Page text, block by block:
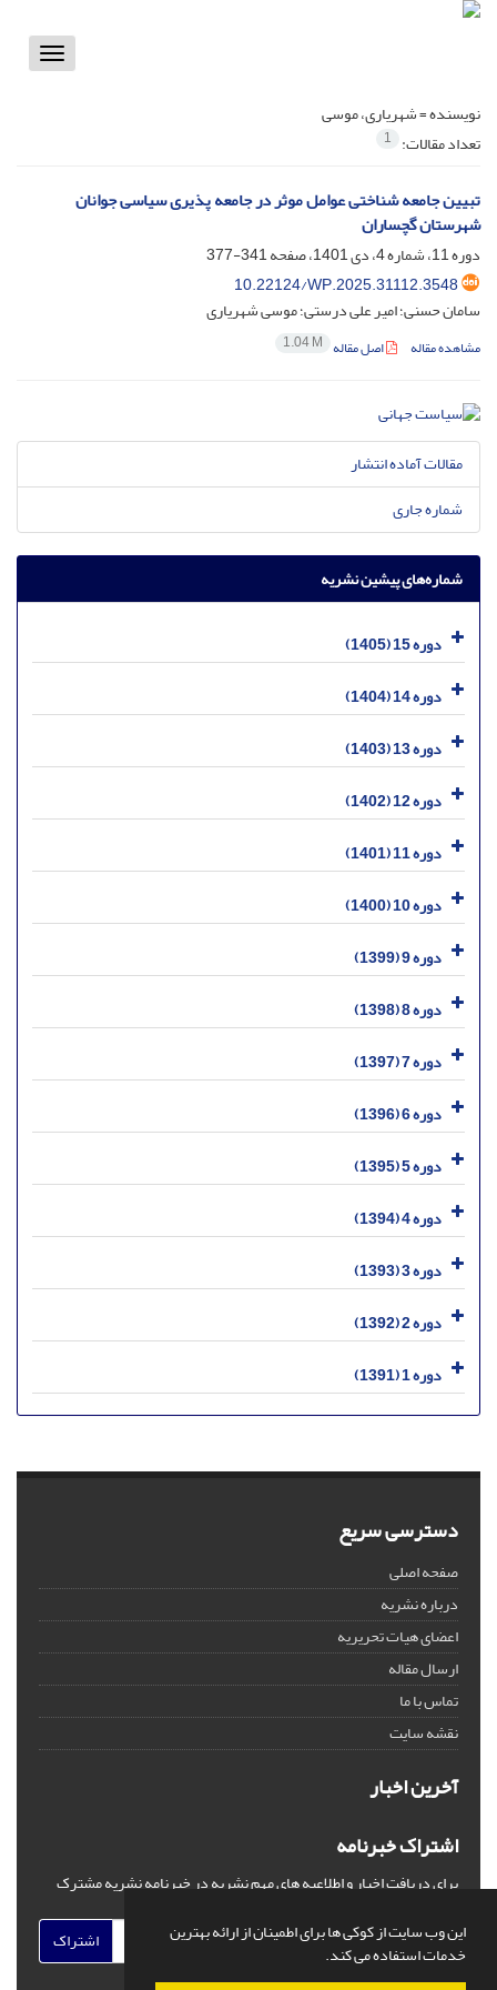
این وب سایت از کوکی ها برای اطمینان از ارائه بهترین
خدمات استفاده می کند.
Toggle
نویسنده =شهریاری، موسی
تعداد مقالات: 1
تبیین جامعه شناختی عوامل موثر در جامعه پذیری سیاسی جوانان
شهرستان گچساران
دوره 11، شماره 4، دی 1401، صفحه
341-377
10.22124/WP.2025.31112.3548
سامان حسنی؛ امیر علی درستی؛ موسی شهریاری
مشاهده مقاله اصل مقاله 1.04 M
مقالات آماده انتشار
شماره جاری
شماره‌های پیشین نشریه
دوره 15 (1405)
دوره 14 (1404)
دوره 13 (1403)
دوره 12 (1402)
دوره 11 (1401)
دوره 10 (1400)
دوره 9 (1399)
دوره 8 (1398)
دوره 7 (1397)
دوره 6 (1396)
دوره 5 (1395)
دوره 4 (1394)
دوره 3 (1393)
دوره 2 (1392)
دوره 1 (1391)
دسترسی سریع
صفحه اصلی
درباره نشریه
اعضای هیات تحریریه
ارسال مقاله
تماس با ما
نقشه سایت
آخرین اخبار
اشتراک خبرنامه
برای دریافت اخبار و اطلاعیه های مهم نشریه در خبرنامه نشریه مشترک
اشتراک